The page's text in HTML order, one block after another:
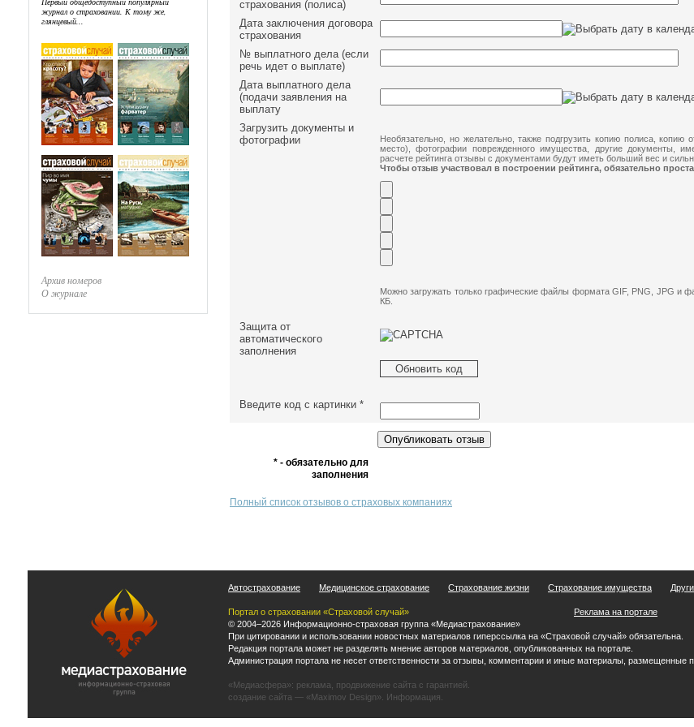
журнал о страховании. К тому же,
глянцевый...
Архив номеров
О журнале
страхования (полиса)
Дата заключения договора
страхования
№ выплатного дела (если
речь идет о выплате)
Дата выплатного дела
(подачи заявления на
выплату
Загрузить документы и
фотографии
Необязательно, но желательно, также подгрузить копию полиса, копию
место), фотографии поврежденного имущества, другие документы,
расчете рейтинга отзывы с документами будут иметь больший вес и
Чтобы отзыв участвовал в построении рейтинга, обязательно
Можно загружать только графические файлы формата GIF, PNG, JPG и
КБ.
Защита от
автоматического
заполнения
Обновить код
Введите код с картинки *
* - обязательно для
заполнения
Полный список отзывов о страховых компаниях
Автострахование Медицинское страхование Страхование жизни Страхование имущества
Портал о страховании «Страховой случай»
Реклама на портале
© 2004–2026 Информационно-страховая группа «Медиастрахование»
При цитировании и использовании новостных материалов гиперссылка на «Страховой случай» обязательна.
Редакция портала может не разделять мнение авторов материалов, опубликованных на портале.
Администрация портала не несет ответственности за отзывы, комментарии и иные материалы, размещенные
«Медиасфера»: реклама продвижение сайта с гарантией.
создание сайта — «Maximov Design». Информация